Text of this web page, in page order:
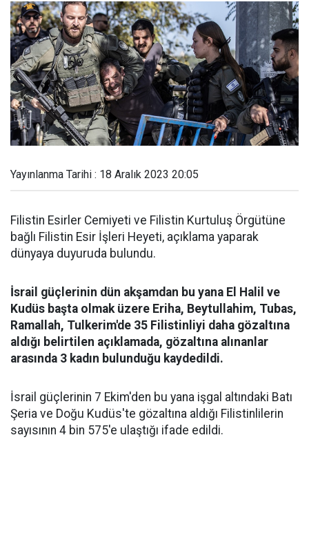
Yayınlanma Tarihi : 18 Aralık 2023 20:05
Filistin Esirler Cemiyeti ve Filistin Kurtuluş Örgütüne
bağlı Filistin Esir İşleri Heyeti, açıklama yaparak
dünyaya duyuruda bulundu.
İsrail güçlerinin dün akşamdan bu yana El Halil ve
Kudüs başta olmak üzere Eriha, Beytullahim, Tubas,
Ramallah, Tulkerim'de 35 Filistinliyi daha gözaltına
aldığı belirtilen açıklamada, gözaltına alınanlar
arasında 3 kadın bulunduğu kaydedildi.
İsrail güçlerinin 7 Ekim'den bu yana işgal altındaki Batı
Şeria ve Doğu Kudüs'te gözaltına aldığı Filistinlilerin
sayısının 4 bin 575'e ulaştığı ifade edildi.